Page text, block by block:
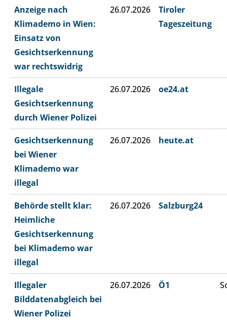
Anzeige nach
Klimademo in Wien:
Einsatz von
Gesichtserkennung
war rechtswidrig
26.07.2026
Tiroler
Tageszeitung
Illegale
Gesichtserkennung
durch Wiener Polizei
26.07.2026 oe24.at
Gesichtserkennung
bei Wiener
Klimademo war
illegal
26.07.2026 heute.at
Behörde stellt klar:
Heimliche
Gesichtserkennung
bei Klimademo war
illegal
26.07.2026 Salzburg24
Illegaler
Bilddatenabgleich bei
Wiener Polizei
26.07.2026 Ö1